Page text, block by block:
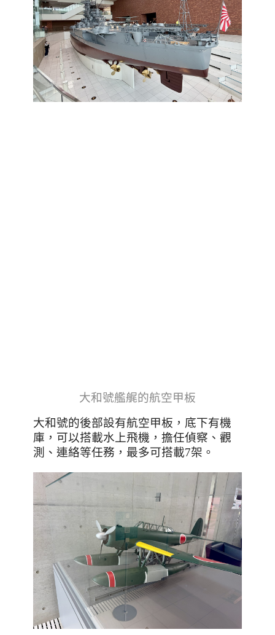
大和號艦艉的航空甲板
大和號的後部設有航空甲板，底下有機
庫，可以搭載水上飛機，擔任偵察、觀
測、連絡等任務，最多可搭載7架。